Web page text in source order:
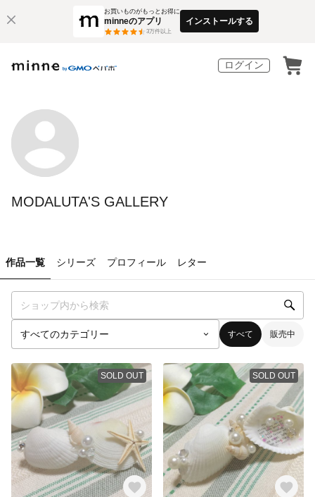
お買いものがもっとお得に
minneのアプリ
3万件以上
インストールする
ログイン
MODALUTA'S GALLERY
作品一覧 シリーズ プロフィール レター
すべて 販売中
SOLD OUT SOLD OUT